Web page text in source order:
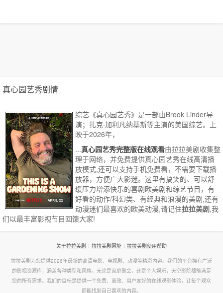
真心园艺秀剧情
综艺《真心园艺秀》是一部由Brook Linder导
演；扎克·加利凡纳基斯等主演的美国综艺。上
映于2026年，
...真心园艺秀完整版在线观看由拉拉美剧收集整
理于网络，并免费提供真心园艺秀在线高清播
放模式,还可以支持手机免费看，不需要下载播
放器，方便广大影迷。这里有搞笑的、可以舒
缓压力增添快乐的喜剧欧美剧和综艺节目，有
好看的动作/科幻类、有经典和浪漫的美剧,还有
动漫迷们最喜欢的欧美动漫,请记住拉拉美剧,我
们以最丰富影视节目回馈大家!
关于拉拉美剧 拉拉美剧网址 拉拉美剧使用帮助
拉拉美剧为您提供2026年最新的高清电影、电视剧、动漫等精彩内容。我们的平台拥有广泛
的影视资源库，涵盖各种类型和风格。无论是家庭聚会，还是个人娱乐，天空影院都能满足
您的所有需求。我们的目标是提供一个免费、高效、用户友好的在线观影体验，让每个观众
都能找到自己喜欢的内容。